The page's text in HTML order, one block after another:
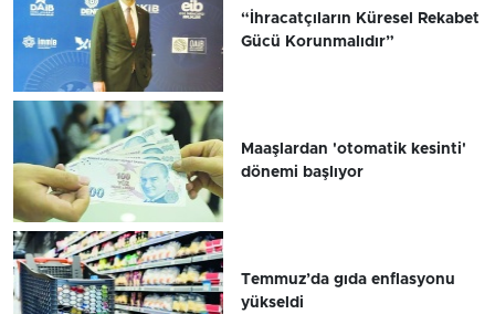
“İhracatçıların Küresel Rekabet
Gücü Korunmalıdır”
Maaşlardan 'otomatik kesinti'
dönemi başlıyor
Temmuz’da gıda enflasyonu
yükseldi